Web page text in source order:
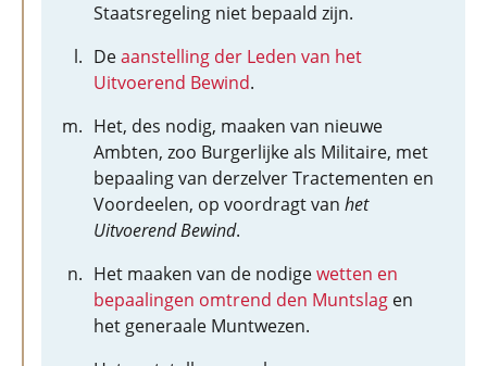
Staatsregeling niet bepaald zijn.
Deaanstelling der Leden van het
Uitvoerend Bewind.
Het, des nodig, maaken van nieuwe
Ambten, zoo Burgerlijke als Militaire, met
bepaaling van derzelver Tractementen en
Voordeelen, op voordragt van het
Uitvoerend Bewind.
Het maaken van de nodigewetten en
bepaalingen omtrend den Muntslag en
het generaale Muntwezen.